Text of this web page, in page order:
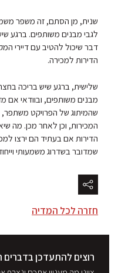
שנית, מן הסתם, זה משפר
לגבי מבנים משותפים. ברגע
דבר שיכול להטיב עם דיירי
הדירות למכירה.
שלישית, ברגע שיש בריכה
מבנים משותפים, ובוודאי אם
שהמיתוג של הפרויקט
המכירות, וכן לאחר מכן. מה
הדירות אם בעתיד הם ירצו
שמדובר בשדרוג משמעותי
חזרה לכל המדיה
רוצים להתעדכן בדברים